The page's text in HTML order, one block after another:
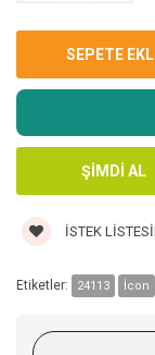
İSTEK
Etiketler: 24113 İcon